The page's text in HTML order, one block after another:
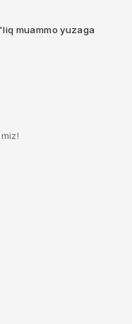
muammo yuzaga